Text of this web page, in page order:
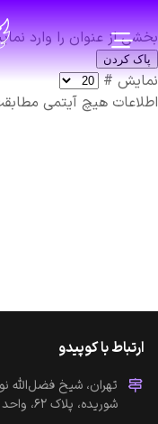
بخشی از عنوان را وارد
پاک کردن
نمایش #
اطلاعات هیچ آیتمی
ارتباط با کوپیدو
تهران، شیخ فضل‌الله
شوریده، پلاک ۶۲، واحد ۳